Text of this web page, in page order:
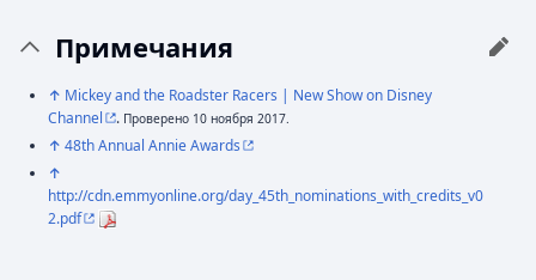
Примечания
↑ Mickey and the Roadster Racers | New Show on Disney
Channel
. Проверено 10 ноября 2017.
↑ 48th Annual Annie Awards
↑
http://cdn.emmyonline.org/day_45th_nominations_with_credits_v0
2.pdf